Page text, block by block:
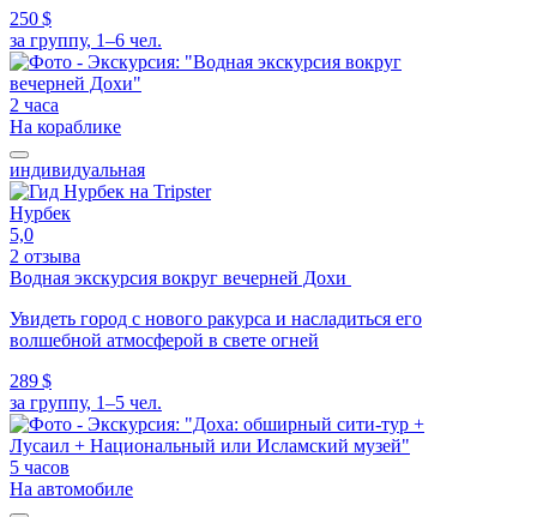
250 $
за группу, 1–6 чел.
2 часа
На кораблике
индивидуальная
Нурбек
5,0
2 отзыва
Водная экскурсия вокруг вечерней Дохи
Увидеть город с нового ракурса и насладиться его
волшебной атмосферой в свете огней
289 $
за группу, 1–5 чел.
5 часов
На автомобиле